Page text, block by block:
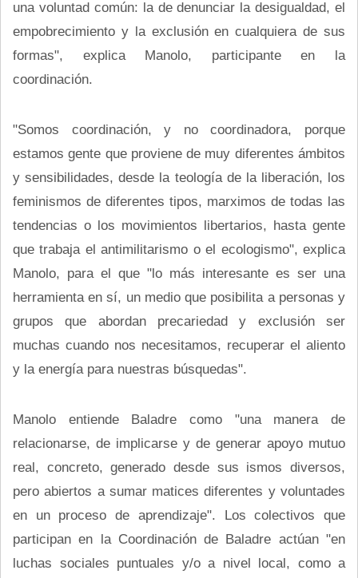
una voluntad común: la de denunciar la desigualdad, el
empobrecimiento y la exclusión en cualquiera de sus
formas", explica Manolo, participante en la
coordinación.
"Somos coordinación, y no coordinadora, porque
estamos gente que proviene de muy diferentes ámbitos
y sensibilidades, desde la teología de la liberación, los
feminismos de diferentes tipos, marximos de todas las
tendencias o los movimientos libertarios, hasta gente
que trabaja el antimilitarismo o el ecologismo", explica
Manolo, para el que "lo más interesante es ser una
herramienta en sí, un medio que posibilita a personas y
grupos que abordan precariedad y exclusión ser
muchas cuando nos necesitamos, recuperar el aliento
y la energía para nuestras búsquedas".
Manolo entiende Baladre como "una manera de
relacionarse, de implicarse y de generar apoyo mutuo
real, concreto, generado desde sus ismos diversos,
pero abiertos a sumar matices diferentes y voluntades
en un proceso de aprendizaje". Los colectivos que
participan en la Coordinación de Baladre actúan "en
luchas sociales puntuales y/o a nivel local, como a